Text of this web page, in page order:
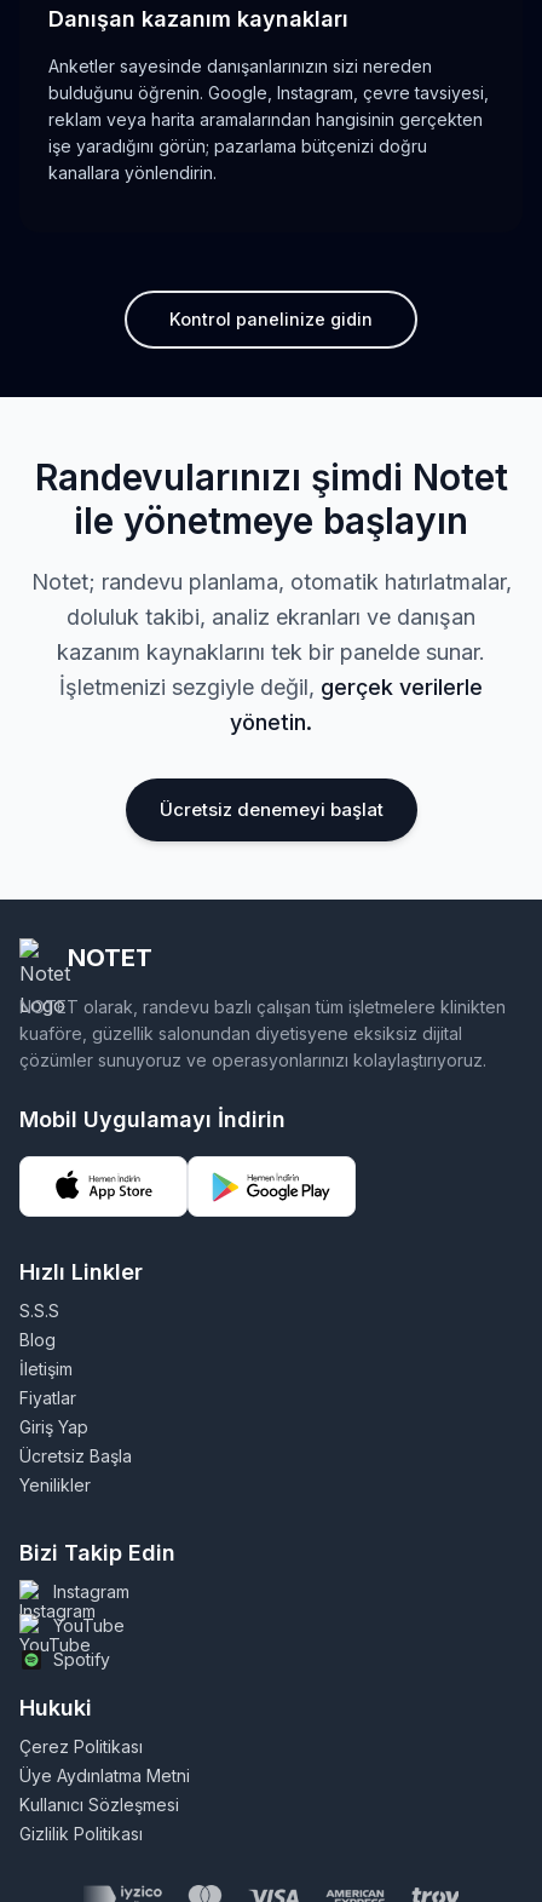
Danışan kazanım kaynakları
Anketler sayesinde danışanlarınızın sizi nereden
bulduğunu öğrenin. Google, Instagram, çevre tavsiyesi,
reklam veya harita aramalarından hangisinin gerçekten
işe yaradığını görün; pazarlama bütçenizi doğru
kanallara yönlendirin.
Kontrol panelinize gidin
Randevularınızı şimdi Notet
ile yönetmeye başlayın
Notet; randevu planlama, otomatik hatırlatmalar,
doluluk takibi, analiz ekranları ve danışan
kazanım kaynaklarını tek bir panelde sunar.
İşletmenizi sezgiyle değil, gerçek verilerle
yönetin.
Ücretsiz denemeyi başlat
Hızlı Linkler
S.S.S
Blog
İletişim
Fiyatlar
Giriş Yap
Ücretsiz Başla
Yenilikler
NOTET
NOTET olarak, randevu bazlı çalışan tüm işletmelere klinikten
kuaföre, güzellik salonundan diyetisyene eksiksiz dijital
çözümler sunuyoruz ve operasyonlarınızı kolaylaştırıyoruz.
Mobil Uygulamayı İndirin
Bizi Takip Edin
Instagram
YouTube
Spotify
Hukuki
Çerez Politikası
Üye Aydınlatma Metni
Kullanıcı Sözleşmesi
Gizlilik Politikası